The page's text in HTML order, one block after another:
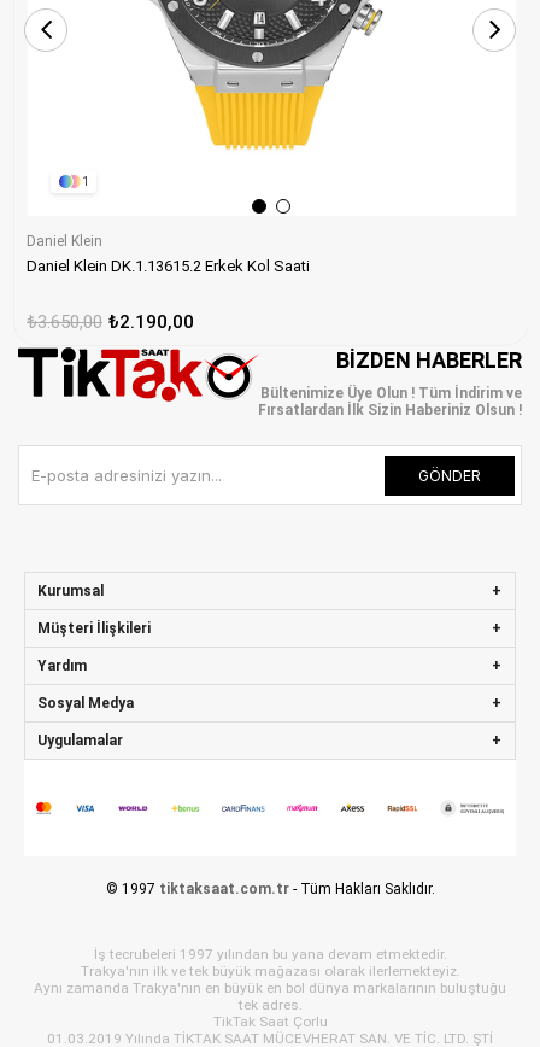
1
Daniel Klein
Daniel Klein DK.1.13615.2 Erkek Kol Saati
₺2.190,00
₺3.650,00
BIZDEN HABERLER
Bültenimize Üye Olun ! Tüm İndirim ve
Fırsatlardan İlk Sizin Haberiniz Olsun !
GÖNDER
Kurumsal
Müşteri İlişkileri
Yardım
Sosyal Medya
Uygulamalar
© 1997 tiktaksaat.com.tr - Tüm Hakları Saklıdır.
İş tecrubeleri 1997 yılından bu yana devam etmektedir.
Trakya'nın ilk ve tek büyük mağazası olarak ilerlemekteyiz.
Aynı zamanda Trakya'nın en büyük en bol dünya markalarının buluştuğu
tek adres.
TikTak Saat Çorlu
01.03.2019 Yılında TİKTAK SAAT MÜCEVHERAT SAN. VE TİC. LTD. ŞTİ